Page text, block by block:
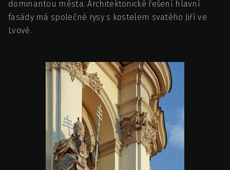
dominantou města. Architektonické řešení hlavní
fasády má společné rysy s kostelem svatého Jiří ve
Lvově.